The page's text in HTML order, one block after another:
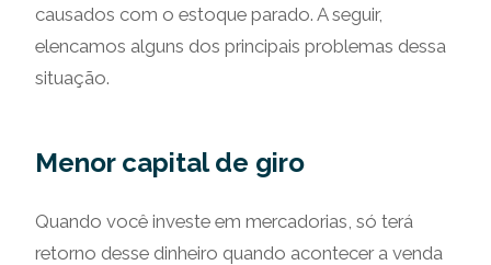
causados com o estoque parado. A seguir,
elencamos alguns dos principais problemas dessa
situação.
Menor capital de giro
Quando você investe em mercadorias, só terá
retorno desse dinheiro quando acontecer a venda